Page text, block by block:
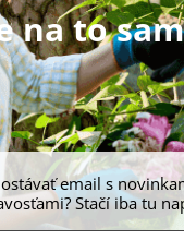
na to
email s
Stačí iba tu